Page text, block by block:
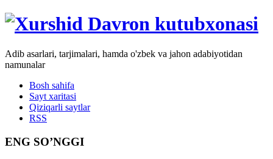
Adib asarlari, tarjimalari, hamda o'zbek va jahon adabiyotidan
namunalar
Bosh sahifa
Sayt xaritasi
Qiziqarli saytlar
RSS
ENG SO’NGGI